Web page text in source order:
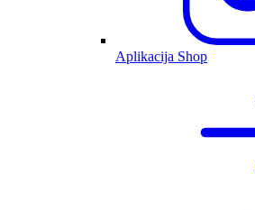
Aplikacija Shop